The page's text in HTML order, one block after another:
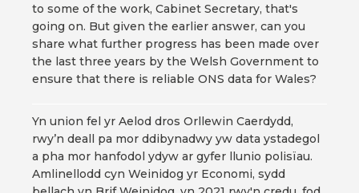
to some of the work, Cabinet Secretary, that's
going on. But given the earlier answer, can you
share what further progress has been made over
the last three years by the Welsh Government to
ensure that there is reliable ONS data for Wales?
Yn union fel yr Aelod dros Orllewin Caerdydd,
rwy’n deall pa mor ddibynadwy yw data ystadegol
a pha mor hanfodol ydyw ar gyfer llunio polisïau.
Amlinellodd cyn Weinidog yr Economi, sydd